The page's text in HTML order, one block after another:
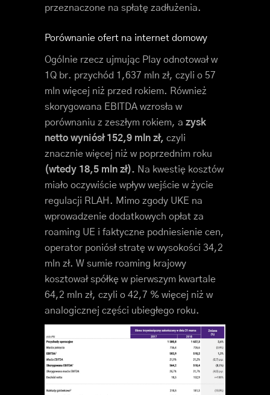
przeznaczone na spłatę zadłużenia.
Porównanie ofert na internet domowy
Ogólnie rzecz ujmując Play odnotował w
1Q br. przychód 1,637 mln zł, czyli o 57
mln więcej niż przed rokiem. Również
skorygowana EBITDA wzrosła w
porównaniu z zeszłym rokiem, a zysk
netto wyniósł 152,9 mln zł, czyli
znacznie więcej niż w poprzednim roku
(wtedy 18,5 mln zł). Na kwestię kosztów
miało oczywiście wpływ wejście w życie
regulacji RLAH. Mimo zgody UKE na
wprowadzenie dodatkowych opłat za
roaming UE i faktyczne podniesienie cen,
operator poniósł stratę w wysokości 34,2
mln zł. W sumie roaming krajowy
kosztował spółkę w pierwszym kwartale
64,2 mln zł, czyli o 42,7 % więcej niż w
analogicznej części ubiegłego roku.